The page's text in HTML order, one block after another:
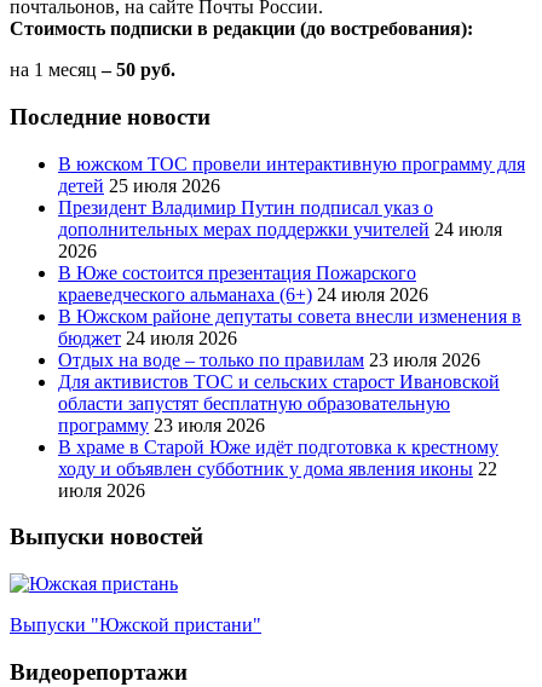
почтальонов, на сайте Почты России.
Стоимость подписки в редакции (до востребования):
на 1 месяц – 50 руб.
Последние новости
В южском ТОС провели интерактивную программу для
детей 25 июля 2026
Президент Владимир Путин подписал указ о
дополнительных мерах поддержки учителей 24 июля
2026
В Юже состоится презентация Пожарского
краеведческого альманаха (6+) 24 июля 2026
В Южском районе депутаты совета внесли изменения в
бюджет 24 июля 2026
Отдых на воде – только по правилам 23 июля 2026
Для активистов ТОС и сельских старост Ивановской
области запустят бесплатную образовательную
программу 23 июля 2026
В храме в Старой Юже идёт подготовка к крестному
ходу и объявлен субботник у дома явления иконы 22
июля 2026
Выпуски новостей
Выпуски "Южской пристани"
Видеорепортажи